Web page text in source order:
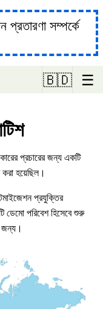
প্রতারণা সম্পর্কে
🇧🇩 ☰
প্রচারের জন্য একটি
হয়েছিল।
প্রযুক্তির
পরিবেশ হিসেবে শুরু
জন্য।